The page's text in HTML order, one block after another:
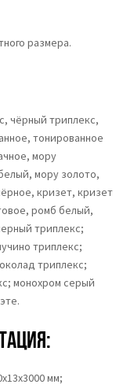
размера.
чёрный триплекс,
тонированное
мору
мору золото,
кризет, кризет
ромб белый,
триплекс;
триплекс;
триплекс;
монохром серый
мм;